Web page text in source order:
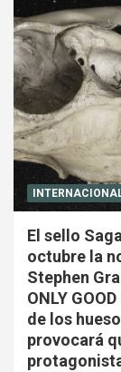
El sello
octubre la
Stephen
ONLY
de los
provocará